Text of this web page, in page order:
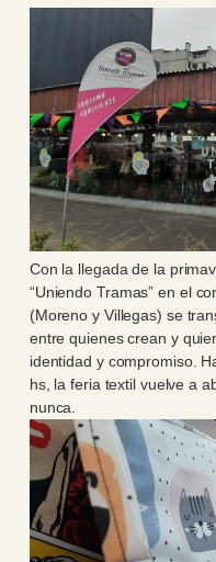
Con la llegada de la
“Uniendo Tramas” en el
(Moreno y Villegas) se
entre quienes crean y
identidad y compromiso.
hs, la feria textil vuelve a
nunca.